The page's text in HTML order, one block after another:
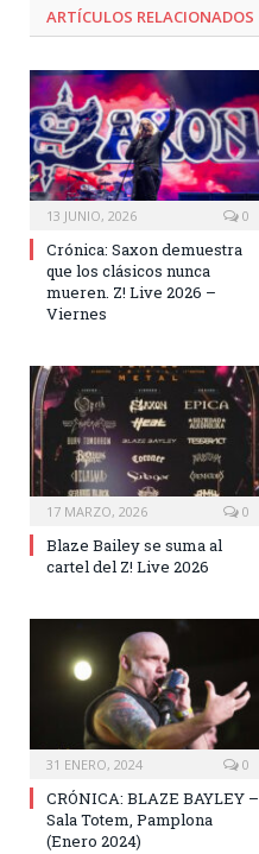
ARTÍCULOS RELACIONADOS
13 JUNIO, 2026 0
Crónica: Saxon demuestra
que los clásicos nunca
mueren. Z! Live 2026 –
Viernes
17 MARZO, 2026 0
Blaze Bailey se suma al
cartel del Z! Live 2026
31 ENERO, 2024 0
CRÓNICA: BLAZE BAYLEY –
Sala Totem, Pamplona
(Enero 2024)